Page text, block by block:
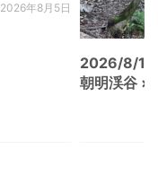
2026年8月5日
2026/8/
朝明渓谷 ×